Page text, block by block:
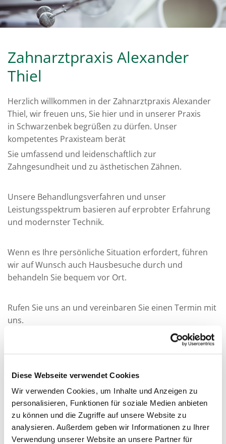
Diese Webseite verwendet Cookies
Wir verwenden Cookies, um Inhalte und Anzeigen zu
personalisieren, Funktionen für soziale Medien anbieten
zu können und die Zugriffe auf unsere Website zu
analysieren. Außerdem geben wir Informationen zu Ihrer
Verwendung unserer Website an unsere Partner für
Zahnarztpraxis Alexander
Thiel
Herzlich willkommen in der Zahnarztpraxis Alexander
Thiel, wir freuen uns, Sie hier und in unserer Praxis
in Schwarzenbek begrüßen zu dürfen. Unser
kompetentes Praxisteam berät
Sie umfassend und leidenschaftlich zur
Zahngesundheit und zu ästhetischen Zähnen.
Unsere Behandlungsverfahren und unser
Leistungsspektrum basieren auf erprobter Erfahrung
und modernster Technik.
Wenn es Ihre persönliche Situation erfordert, führen
wir auf Wunsch auch Hausbesuche durch und
behandeln Sie bequem vor Ort.
Rufen Sie uns an und vereinbaren Sie einen Termin mit
uns.
English spoken • On parle français • Falamos
Português
Sprechzeiten